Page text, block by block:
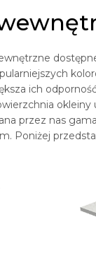
ich
przez nas
Poniżej